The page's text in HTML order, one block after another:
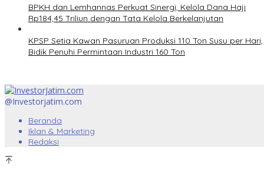
BPKH dan Lemhannas Perkuat Sinergi, Kelola Dana Haji
Rp184,45 Triliun dengan Tata Kelola Berkelanjutan
KPSP Setia Kawan Pasuruan Produksi 110 Ton Susu per Hari,
Bidik Penuhi Permintaan Industri 160 Ton
@Investorjatim.com
Beranda
Iklan & Marketing
Redaksi